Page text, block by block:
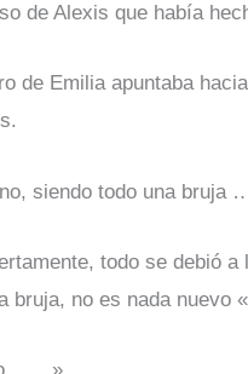
de Alexis que había
de Emilia apuntaba
siendo todo una bruja
todo se debió
bruja, no es nada nuevo